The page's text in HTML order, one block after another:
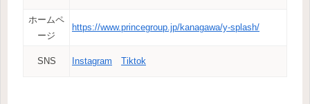
ホームペ
ージ
https://www.princegroup.jp/kanagawa/y-splash/
SNS Instagram Tiktok